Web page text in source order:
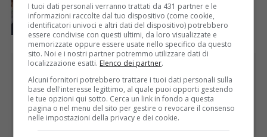
Auguri alla centenaria Piera Rosa Taddia
PUBBLICITÀ
I tuoi dati personali verranno trattati da 431 partner e le
informazioni raccolte dal tuo dispositivo (come cookie,
identificatori univoci e altri dati del dispositivo) potrebbero
essere condivise con questi ultimi, da loro visualizzate e
memorizzate oppure essere usate nello specifico da questo
sito. Noi e i nostri partner potremmo utilizzare dati di
localizzazione esatti. Elenco dei partner.
Alcuni fornitori potrebbero trattare i tuoi dati personali sulla
base dell'interesse legittimo, al quale puoi opporti gestendo
le tue opzioni qui sotto. Cerca un link in fondo a questa
pagina o nel menu del sito per gestire o revocare il consenso
nelle impostazioni della privacy e dei cookie.